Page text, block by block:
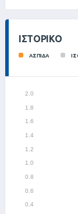
ΙΣΤΟΡΙΚΌ
ΑΣΠΙΔΑ